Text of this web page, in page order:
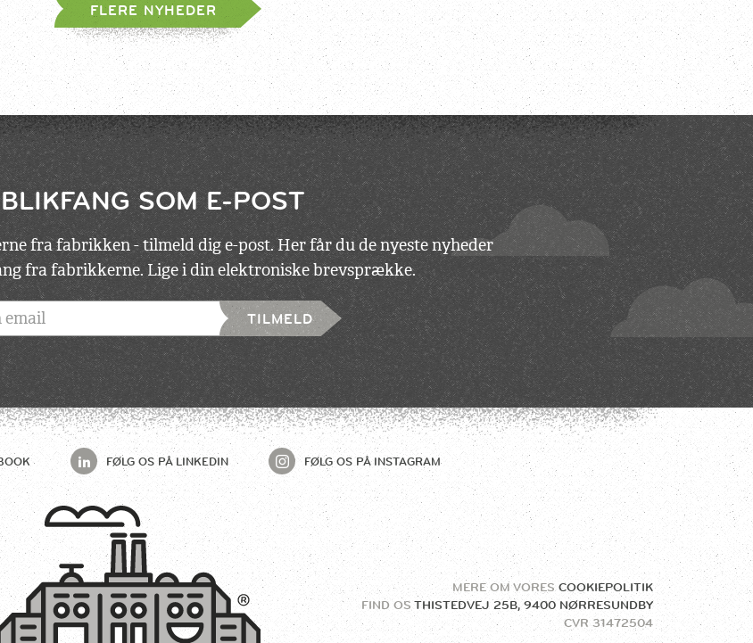
FLERE NYHEDER
BLIKFANG SOM E-POST
fra fabrikken - tilmeld dig e-post. Her får du de nyeste nyheder
fra fabrikkerne. Lige i din elektroniske brevsprække.
TILMELD
FØLG OS PÅ LINKEDIN FØLG OS PÅ INSTAGRAM
MERE OM VORES COOKIEPOLITIK
FIND OS THISTEDVEJ 25B, 9400 NØRRESUNDBY
CVR 31472504